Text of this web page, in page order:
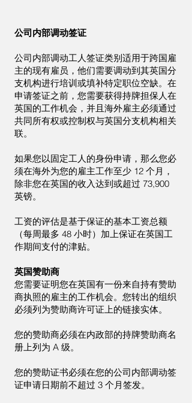
公司内部调动签证
公司内部调动工人签证类别适用于跨国雇
主的现有雇员，他们需要调动到其英国分
支机构进行培训或填补特定职位空缺。在
申请签证之前，您需要获得持牌担保人在
英国的工作机会，并且海外雇主必须通过
共同所有权或控制权与英国分支机构相关
联。
如果您以固定工人的身份申请，那么您必
须在海外为您的雇主工作至少 12 个月，
除非您在英国的收入达到或超过 73,900
英镑。
工资的评估是基于保证的基本工资总额
（每周最多 48 小时）加上保证在英国工
作期间支付的津贴。
英国赞助商
您需要证明您在英国有一份来自持有赞助
商执照的雇主的工作机会。您转出的组织
必须列为赞助商许可证上的链接实体。
您的赞助商必须在内政部的持牌赞助商名
册上列为 A 级。
您的赞助证书必须在您的公司内部调动签
证申请日期前不超过 3 个月签发。